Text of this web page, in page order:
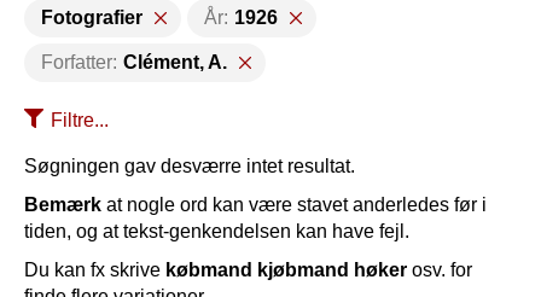
Fotografier År: 1926
Forfatter: Clément, A.
Filtre...
Søgningen gav desværre intet resultat.
Bemærk at nogle ord kan være stavet anderledes før i
tiden, og at tekst-genkendelsen kan have fejl.
Du kan fx skrive købmand kjøbmand høker osv. for